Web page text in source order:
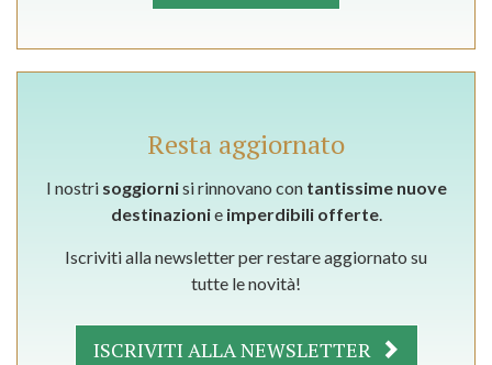
Resta aggiornato
I nostri soggiornisi rinnovano con tantissime nuove
destinazionie imperdibili offerte.
Iscriviti alla newsletter per restare aggiornato su
tutte le novità!
ISCRIVITI ALLA NEWSLETTER